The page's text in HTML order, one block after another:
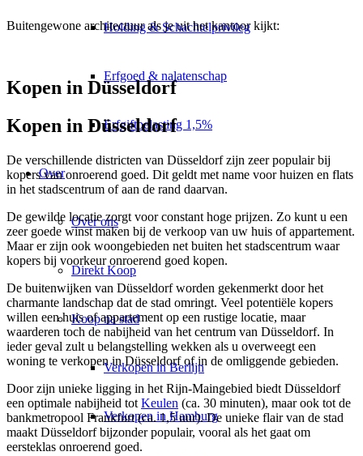
Holding & Schachtelprivileg
Erfgoed & nalatenschap
Erfgiftbelasting 1,5%
Over
Over ons
Direkt Koop
Koop na stad
Verkopen in Berlijn
Verkopen in Hamburg
Buitengewone architectuur als je uit het kantoor kijkt:
Kopen in Düsseldorf
Kopen in Düsseldorf
De verschillende districten van Düsseldorf zijn zeer populair bij
kopers van onroerend goed. Dit geldt met name voor huizen en flats
in het stadscentrum of aan de rand daarvan.
De gewilde locatie zorgt voor constant hoge prijzen. Zo kunt u een
zeer goede winst maken bij de verkoop van uw huis of appartement.
Maar er zijn ook woongebieden net buiten het stadscentrum waar
kopers bij voorkeur onroerend goed kopen.
De buitenwijken van Düsseldorf worden gekenmerkt door het
charmante landschap dat de stad omringt. Veel potentiële kopers
willen een huis of appartement op een rustige locatie, maar
waarderen toch de nabijheid van het centrum van Düsseldorf. In
ieder geval zult u belangstelling wekken als u overweegt een
woning te verkopen in Düsseldorf of in de omliggende gebieden.
Door zijn unieke ligging in het Rijn-Maingebied biedt Düsseldorf
een optimale nabijheid tot Keulen (ca. 30 minuten), maar ook tot de
bankmetropool Frankfurt(ca. 1,5 uur). De unieke flair van de stad
maakt Düsseldorf bijzonder populair, vooral als het gaat om
eersteklas onroerend goed.